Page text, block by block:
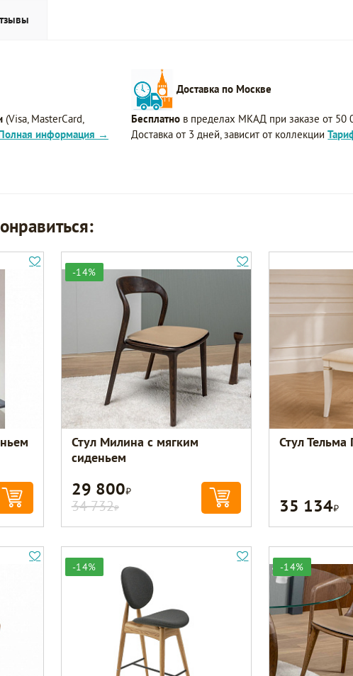
(Visa, MasterCard,
информация →
Доставка по Москве
Бесплатно в пределах МКАД при заказе от 50
Доставка от 3 дней, зависит от коллекции
-14%
Стул Милина с мягким
сиденьем
29 800Р
34 732Р
Стул
35 134Р
-14% -14%